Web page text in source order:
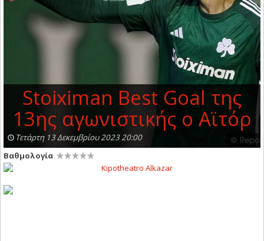
Stoiximan Best Goal της
13ης αγωνιστικής o Αϊτόρ
Τετάρτη 13 Δεκεμβρίου 2023 20:00
Βαθμολογία